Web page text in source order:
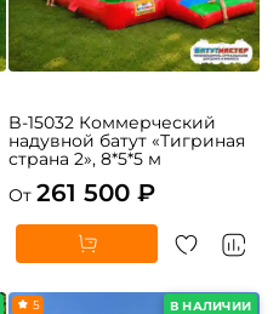
B-15032 Коммерческий
надувной батут «Тигриная
страна 2», 8*5*5 м
261 500 ₽